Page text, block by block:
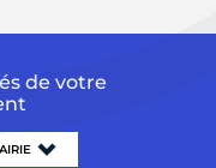
de votre